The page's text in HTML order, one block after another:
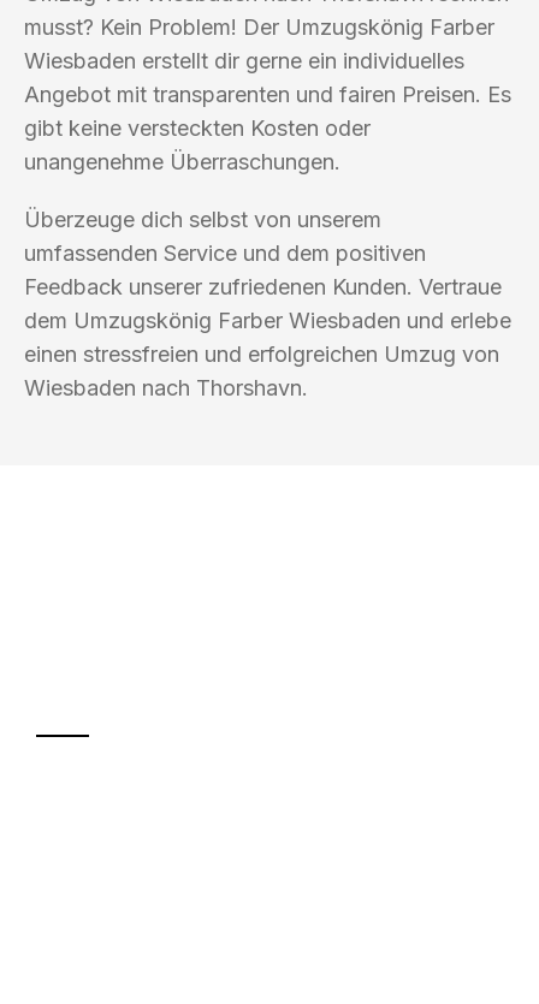
musst? Kein Problem! Der Umzugskönig Farber
Wiesbaden erstellt dir gerne ein individuelles
Angebot mit transparenten und fairen Preisen. Es
gibt keine versteckten Kosten oder
unangenehme Überraschungen.
Überzeuge dich selbst von unserem
umfassenden Service und dem positiven
Feedback unserer zufriedenen Kunden. Vertraue
dem Umzugskönig Farber Wiesbaden und erlebe
einen stressfreien und erfolgreichen Umzug von
Wiesbaden nach Thorshavn.